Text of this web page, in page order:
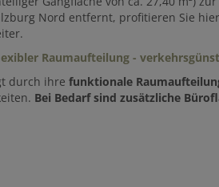
Nord entfernt, profitieren Sie
Raumaufteilung -
durch ihre funktionale
Bei Bedarf sind zusätzliche